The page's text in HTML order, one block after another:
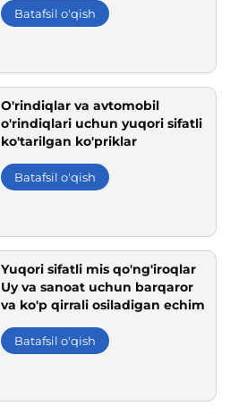
ekranlarida to'siq va qo'llab-
quvvatlash uchun ishlatiladi
Batafsil o'qish
O'rindiqlar va avtomobil
o'rindiqlari uchun yuqori sifatli
ko'tarilgan ko'priklar
Batafsil o'qish
Yuqori sifatli mis qo'ng'iroqlar
Uy va sanoat uchun barqaror
va ko'p qirrali osiladigan echim
Batafsil o'qish